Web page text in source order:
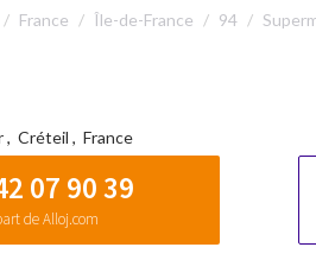
France Île-de-France 94
, Créteil , France
07 90 39
de Alloj.com